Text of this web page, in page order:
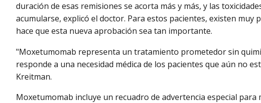
duración de esas remisiones se acorta más y más, y las
acumularse, explicó el doctor. Para estos pacientes, existen muy
hace que esta nueva aprobación sea tan importante.
"Moxetumomab representa un tratamiento prometedor sin
responde a una necesidad médica de los pacientes que aún no
Kreitman.
Moxetumomab incluye un recuadro de advertencia especial para